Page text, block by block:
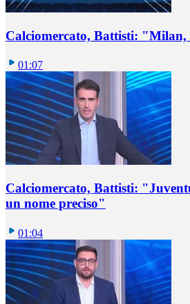
Calciomercato, Battisti:
01:07
Calciomercato, Battisti:
un nome preciso"
01:04